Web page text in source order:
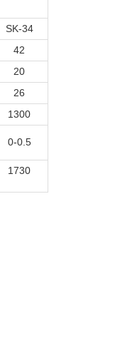
SK-34
42
20
26
1300
0-0.5
1730